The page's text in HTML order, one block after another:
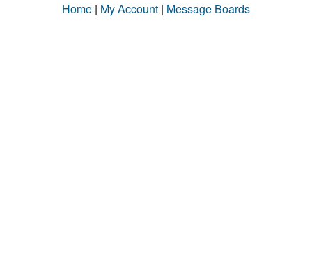
Home | My Account | Message Boards